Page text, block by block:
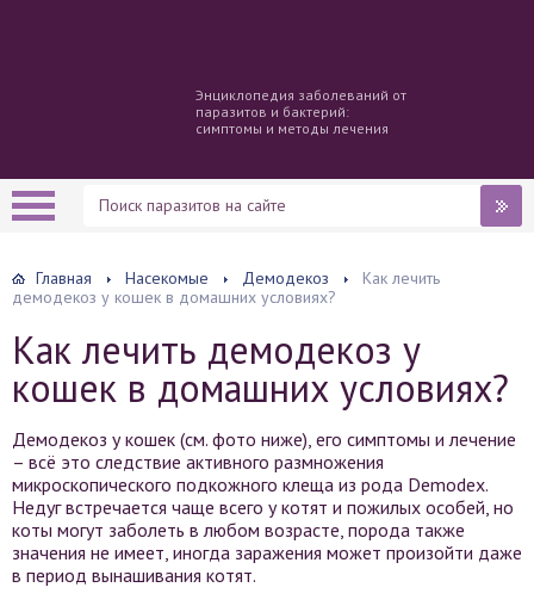
Энциклопедия заболеваний от
паразитов и бактерий:
симптомы и методы лечения
Главная Насекомые Демодекоз
Как лечить
демодекоз у кошек в домашних условиях?
Как лечить демодекоз у
кошек в домашних условиях?
Демодекоз у кошек (см. фото ниже), его симптомы и лечение
– всё это следствие активного размножения
микроскопического подкожного клеща из рода Demodex.
Недуг встречается чаще всего у котят и пожилых особей, но
коты могут заболеть в любом возрасте, порода также
значения не имеет, иногда заражения может произойти даже
в период вынашивания котят.